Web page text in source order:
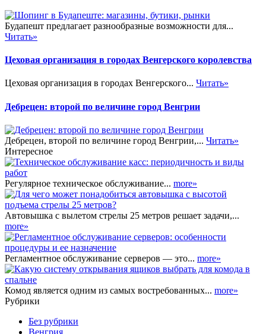
Будапешт предлагает разнообразные возможности для...
Читать»
Цеховая организация в городах Венгерского королевства
Цеховая организация в городах Венгерского... Читать»
Дебрецен: второй по величине город Венгрии
Дебрецен, второй по величине город Венгрии,... Читать»
Интересное
Регулярное техническое обслуживание... more»
Автовышка с вылетом стрелы 25 метров решает задачи,...
more»
Регламентное обслуживание серверов — это... more»
Комод является одним из самых востребованных... more»
Рубрики
Без рубрики
Венгрия